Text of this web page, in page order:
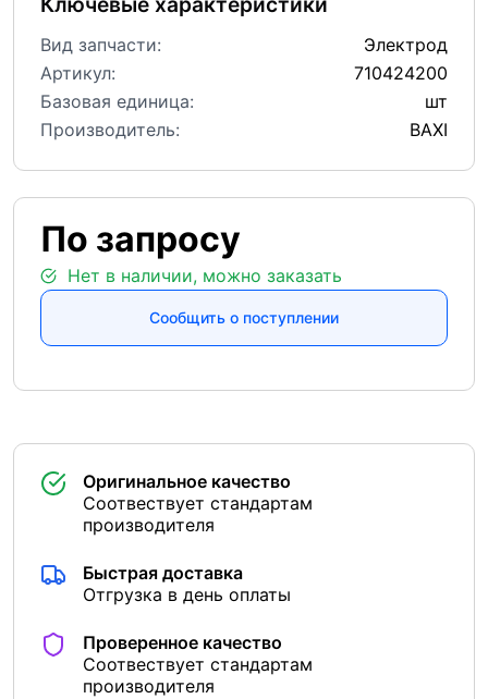
По запросу
Нет в наличии, можно заказать
Сообщить о поступлении
Вид запчасти:
Электрод
Артикул:
710424200
Базовая единица:
шт
Производитель:
BAXI
Оригинальное качество
Соотвествует стандартам
производителя
Быстрая доставка
Отгрузка в день оплаты
Проверенное качество
Соотвествует стандартам
производителя